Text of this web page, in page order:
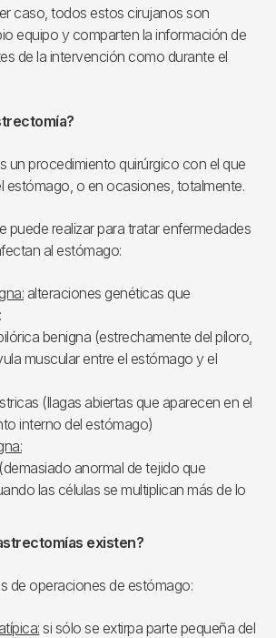
caso, todos estos cirujanos son
equipo y comparten la información de
de la intervención como durante el
un procedimiento quirúrgico con el que
estómago, o en ocasiones, totalmente.
puede realizar para tratar enfermedades
al estómago:
alteraciones genéticas que
benigna (estrechamente del píloro,
muscular entre el estómago y el
(llagas abiertas que aparecen en el
interno del estómago)
anormal de tejido que
las células se multiplican más de lo
existen?
de operaciones de estómago:
si sólo se extirpa parte pequeña del